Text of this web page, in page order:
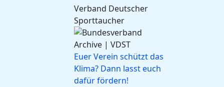
Verband Deutscher
Sporttaucher
Euer Verein schützt das
Klima? Dann lasst euch
dafür fördern!